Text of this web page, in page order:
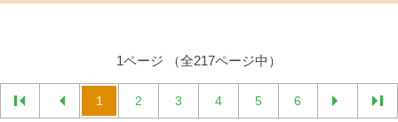
1ページ （全217ページ中）
1 2 3 4 5 6